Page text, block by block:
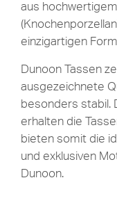
aus
einzigartigen
Dunoon Tassen
ausgezeichnete
besonders stabil.
erhalten die
bieten somit die
und exklusiven
Dunoon.